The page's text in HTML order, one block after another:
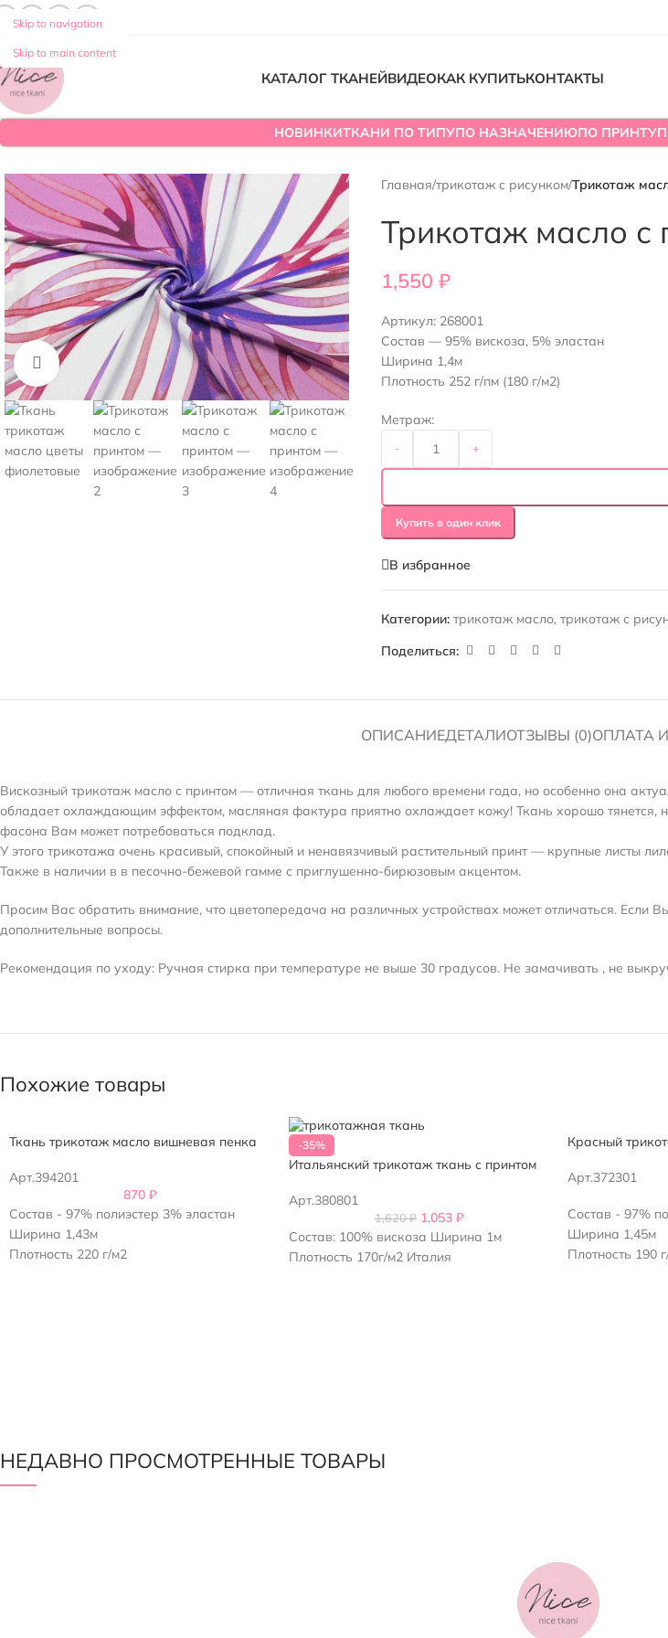
Skip to navigation
Skip to main content
КАТАЛОГ ТКАНЕЙВИДЕОКАК КУПИТЬКОНТАКТЫ
НОВИНКИТКАНИ ПО ТИПУПО НАЗНАЧЕНИЮПО ПРИНТУ
Нажмите, чтобы увеличить
Главная/трикотаж с рисунком/Трикотаж
Трикотаж масло с
1,550₽
Артикул: 268001
Состав — 95% вискоза, 5% эластан
Ширина 1,4м
Плотность 252 г/пм (180 г/м2)
Метраж:
- +
Купить в один клик
В избранное
Категории: трикотаж масло, трикотаж с
Поделиться:
ОПИСАНИЕДЕТАЛИОТЗЫВЫ (0)ОПЛАТА
Вискозный трикотаж масло с принтом — отличная ткань для любого времени года, но особенно она
обладает охлаждающим эффектом, масляная фактура приятно охлаждает кожу! Ткань хорошо тянется,
фасона Вам может потребоваться подклад.
У этого трикотажа очень красивый, спокойный и ненавязчивый растительный принт — крупные листы
Также в наличии в в песочно-бежевой гамме с приглушенно-бирюзовым акцентом.
Просим Вас обратить внимание, что цветопередача на различных устройствах может отличаться. Если
дополнительные вопросы.
Рекомендация по уходу: Ручная стирка при температуре не выше 30 градусов. Не замачивать , не
Похожие товары
Ткань трикотаж масло вишневая пенка
Арт.394201
870 ₽
Состав - 97% полиэстер 3% эластан
Ширина 1,43м
Плотность 220 г/м2
-35%
Итальянский трикотаж ткань с принтом
Арт.380801
1,620₽ 1,053 ₽
Состав: 100% вискоза Ширина 1м
Плотность 170г/м2 Италия
Красный
Арт.372301
Состав - 97%
Ширина 1,45м
Плотность 190
НЕДАВНО ПРОСМОТРЕННЫЕ ТОВАРЫ